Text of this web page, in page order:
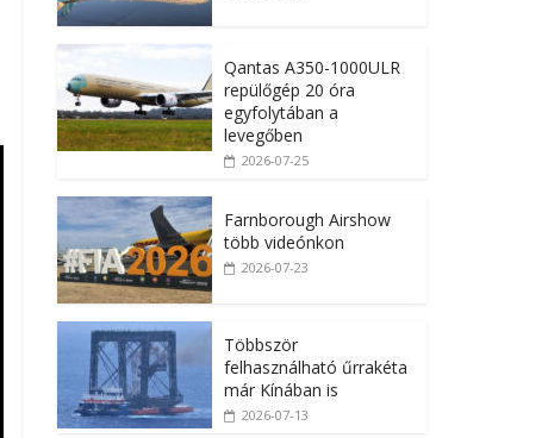
Qantas A350-1000ULR
repülőgép 20 óra
egyfolytában a
levegőben
2026-07-25
Farnborough Airshow
több videónkon
2026-07-23
Többször
felhasználható űrrakéta
már Kínában is
2026-07-13